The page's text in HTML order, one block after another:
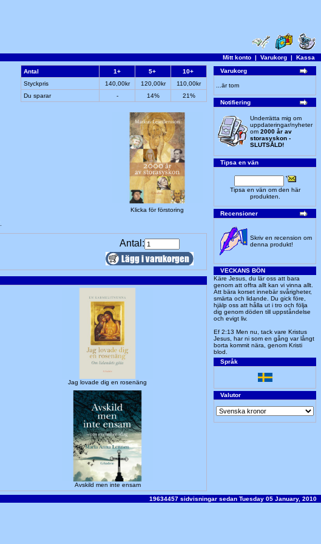
Mitt konto | Varukorg | Kassa
Antal 1+ 5+
10+
Styckpris
140,00kr 120,00kr
110,00kr
Du sparar
- 14% 21%
Klicka för förstoring
Antal:
Jag lovade dig en rosenäng
Avskild men inte ensam
Varukorg
...är tom
Notifiering
Underrätta mig om
uppdateringar/nyheter
om 2000 år av
storasyskon -
SLUTSÅLD!
Tipsa en vän
Tipsa en vän om den här
produkten.
Recensioner
Skriv en recension om
denna produkt!
VECKANS BÖN
Käre Jesus, du lär oss att bara
genom att offra allt kan vi vinna allt.
Att bära korset innebär svårigheter,
smärta och lidande. Du gick före,
hjälp oss att hålla ut i tro och följa
dig genom döden till uppståndelse
och evigt liv.
Ef 2:13 Men nu, tack vare Kristus
Jesus, har ni som en gång var långt
borta kommit nära, genom Kristi
blod.
Språk
Valutor
19634457 sidvisningar sedan Tuesday 05 January, 2010